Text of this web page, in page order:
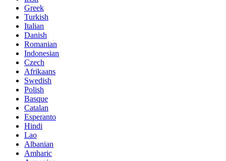
Greek
Turkish
Italian
Danish
Romanian
Indonesian
Czech
Afrikaans
Swedish
Polish
Basque
Catalan
Esperanto
Hindi
Lao
Albanian
Amharic